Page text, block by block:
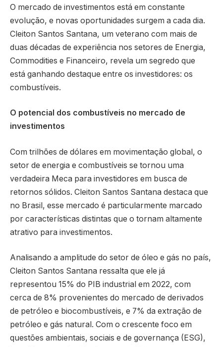
O mercado de investimentos está em constante
evolução, e novas oportunidades surgem a cada dia.
Cleiton Santos Santana, um veterano com mais de
duas décadas de experiência nos setores de Energia,
Commodities e Financeiro, revela um segredo que
está ganhando destaque entre os investidores: os
combustíveis.
O potencial dos combustíveis no mercado de
investimentos
Com trilhões de dólares em movimentação global, o
setor de energia e combustíveis se tornou uma
verdadeira Meca para investidores em busca de
retornos sólidos. Cleiton Santos Santana destaca que
no Brasil, esse mercado é particularmente marcado
por características distintas que o tornam altamente
atrativo para investimentos.
Analisando a amplitude do setor de óleo e gás no país,
Cleiton Santos Santana ressalta que ele já
representou 15% do PIB industrial em 2022, com
cerca de 8% provenientes do mercado de derivados
de petróleo e biocombustíveis, e 7% da extração de
petróleo e gás natural. Com o crescente foco em
questões ambientais, sociais e de governança (ESG),